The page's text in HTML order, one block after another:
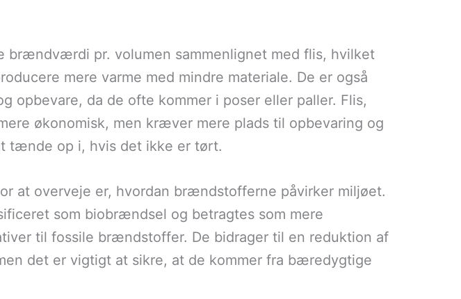
brændværdi pr. volumen sammenlignet med flis, hvilket
mere varme med mindre materiale. De er også
opbevare, da de ofte kommer i poser eller paller. Flis,
økonomisk, men kræver mere plads til opbevaring og
tænde op i, hvis det ikke er tørt.
at overveje er, hvordan brændstofferne påvirker miljøet.
som biobrændsel og betragtes som mere
til fossile brændstoffer. De bidrager til en reduktion af
det er vigtigt at sikre, at de kommer fra bæredygtige